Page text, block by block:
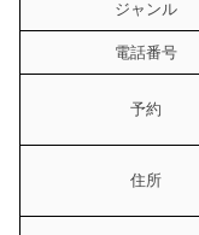
ジャンル
電話番号
予約
住所